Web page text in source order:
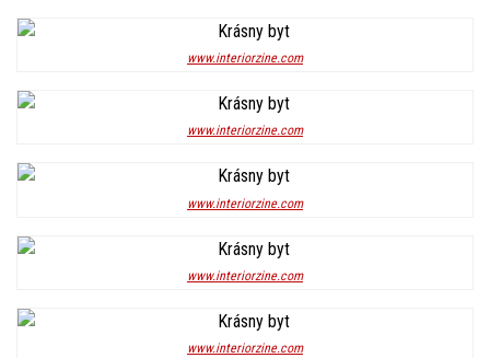
www.interiorzine.com
www.interiorzine.com
www.interiorzine.com
www.interiorzine.com
www.interiorzine.com